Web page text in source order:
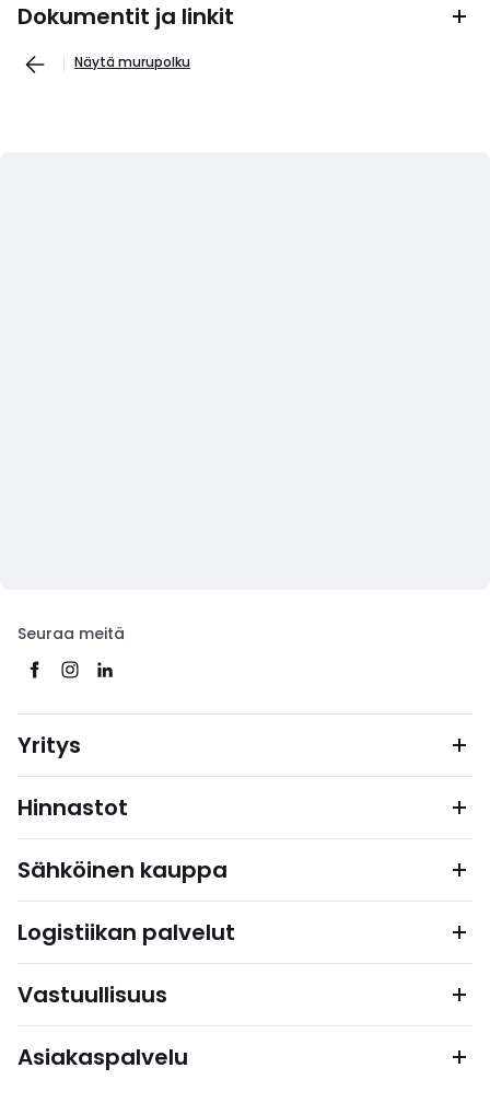
Dokumentit ja linkit
Näytä murupolku
Seuraa meitä
Yritys
Hinnastot
Sähköinen kauppa
Logistiikan palvelut
Vastuullisuus
Asiakaspalvelu